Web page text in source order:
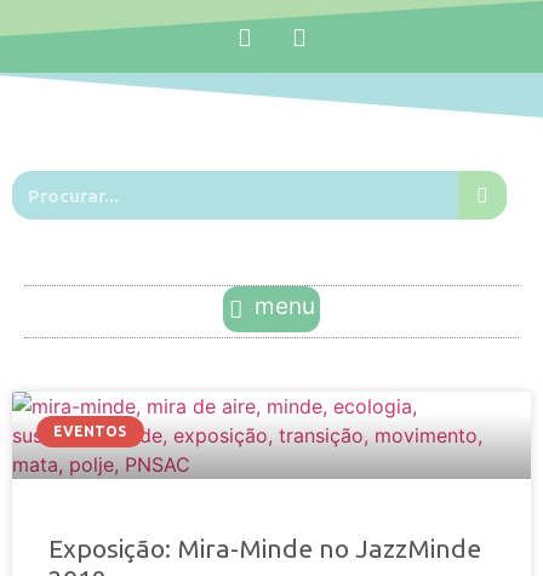
EVENTOS
Exposição: Mira-Minde no JazzMinde